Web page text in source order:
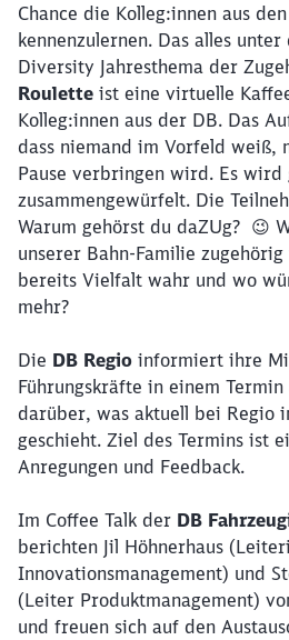
Chance die Kolleg:innen aus
kennenzulernen. Das alles
Diversity Jahresthema der
Roulette ist eine virtuelle
Kolleg:innen aus der DB. Das
dass niemand im Vorfeld weiß,
Pause verbringen wird. Es wird
zusammengewürfelt. Die
Warum gehörst du daZUg? 😉
unserer Bahn-Familie
bereits Vielfalt wahr und wo
mehr?
Die DB Regio informiert ihre
Führungskräfte in einem
darüber, was aktuell bei Regio
geschieht. Ziel des Termins ist
Anregungen und Feedback.
Im Coffee Talk der DB
berichten Jil Höhnerhaus
Innovationsmanagement) und
(Leiter Produktmanagement)
und freuen sich auf den
Möchten Sie zu
werden?
Abbrechen